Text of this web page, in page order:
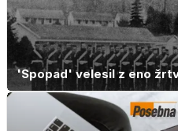
'Spopad' velesil z eno